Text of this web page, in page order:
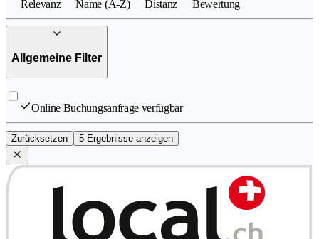
Relevanz Name (A-Z) Distanz Bewertung
Allgemeine Filter
Online Buchungsanfrage verfügbar
Zurücksetzen 5 Ergebnisse anzeigen